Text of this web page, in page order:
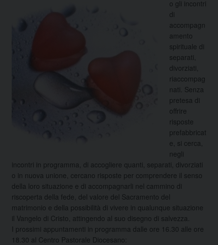
o gli incontri
di
accompagn
amento
spirituale di
separati,
divorziati,
riaccompag
nati. Senza
pretesa di
offrire
risposte
prefabbricat
e, si cerca,
negli
incontri in programma, di accogliere quanti, separati, divorziati
o in nuova unione, cercano risposte per comprendere il senso
della loro situazione e di accompagnarli nel cammino di
riscoperta della fede, del valore del Sacramento del
matrimonio e della possibilità di vivere in qualunque situazione
il Vangelo di Cristo, attingendo al suo disegno di salvezza.
I prossimi appuntamenti in programma dalle ore 16.30 alle ore
18.30 al Centro Pastorale Diocesano: